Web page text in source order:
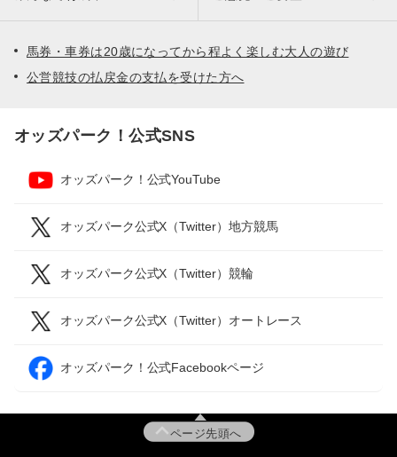
馬券・車券は20歳になってから程よく楽しむ大人の遊び
公営競技の払戻金の支払を受けた方へ
オッズパーク！公式SNS
オッズパーク！公式YouTube
オッズパーク公式X（Twitter）地方競馬
オッズパーク公式X（Twitter）競輪
オッズパーク公式X（Twitter）オートレース
オッズパーク！公式Facebookページ
ページ先頭へ